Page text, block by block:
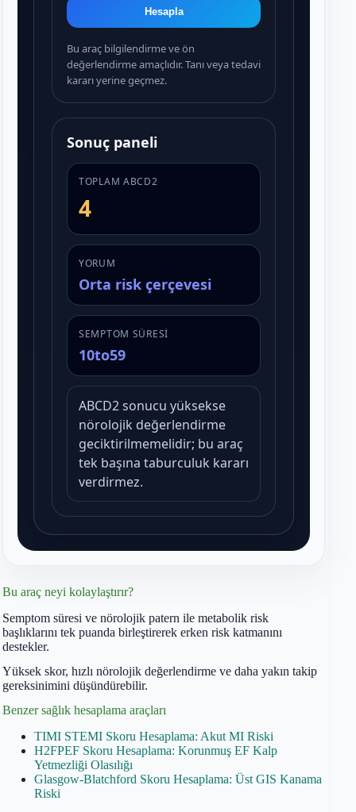
Bu araç neyi kolaylaştırır?
Semptom süresi ve nörolojik patern ile metabolik risk
başlıklarını tek puanda birleştirerek erken risk katmanını
destekler.
Yüksek skor, hızlı nörolojik değerlendirme ve daha yakın takip
gereksinimini düşündürebilir.
Benzer sağlık hesaplama araçları
TIMI STEMI Skoru Hesaplama: Akut MI Riski
H2FPEF Skoru Hesaplama: Korunmuş EF Kalp
Yetmezliği Olasılığı
Glasgow-Blatchford Skoru Hesaplama: Üst GIS Kanama
Riski